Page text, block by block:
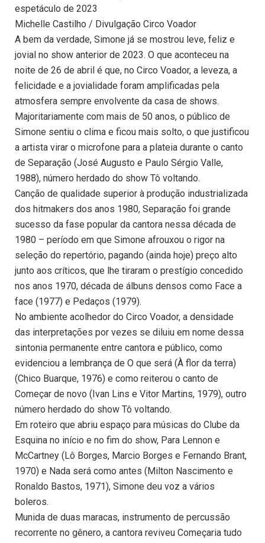
espetáculo de 2023
Michelle Castilho / Divulgação Circo Voador
A bem da verdade, Simone já se mostrou leve, feliz e
jovial no show anterior de 2023. O que aconteceu na
noite de 26 de abril é que, no Circo Voador, a leveza, a
felicidade e a jovialidade foram amplificadas pela
atmosfera sempre envolvente da casa de shows.
Majoritariamente com mais de 50 anos, o público de
Simone sentiu o clima e ficou mais solto, o que justificou
a artista virar o microfone para a plateia durante o canto
de Separação (José Augusto e Paulo Sérgio Valle,
1988), número herdado do show Tô voltando.
Canção de qualidade superior à produção industrializada
dos hitmakers dos anos 1980, Separação foi grande
sucesso da fase popular da cantora nessa década de
1980 – período em que Simone afrouxou o rigor na
seleção do repertório, pagando (ainda hoje) preço alto
junto aos críticos, que lhe tiraram o prestígio concedido
nos anos 1970, década de álbuns densos como Face a
face (1977) e Pedaços (1979).
No ambiente acolhedor do Circo Voador, a densidade
das interpretações por vezes se diluiu em nome dessa
sintonia permanente entre cantora e público, como
evidenciou a lembrança de O que será (À flor da terra)
(Chico Buarque, 1976) e como reiterou o canto de
Começar de novo (Ivan Lins e Vitor Martins, 1979), outro
número herdado do show Tô voltando.
Em roteiro que abriu espaço para músicas do Clube da
Esquina no início e no fim do show, Para Lennon e
McCartney (Lô Borges, Marcio Borges e Fernando Brant,
1970) e Nada será como antes (Milton Nascimento e
Ronaldo Bastos, 1971), Simone deu voz a vários
boleros.
Munida de duas maracas, instrumento de percussão
recorrente no gênero, a cantora reviveu Começaria tudo